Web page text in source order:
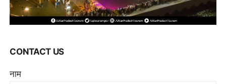
CONTACT US
नाम